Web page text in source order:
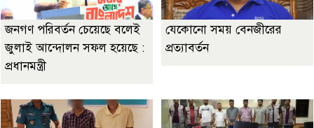
জনগণ পরিবর্তন চেয়েছে বলেই
জুলাই আন্দোলন সফল হয়েছে :
প্রধানমন্ত্রী
যেকোনো সময় বেনজীরের
প্রত্যাবর্তন